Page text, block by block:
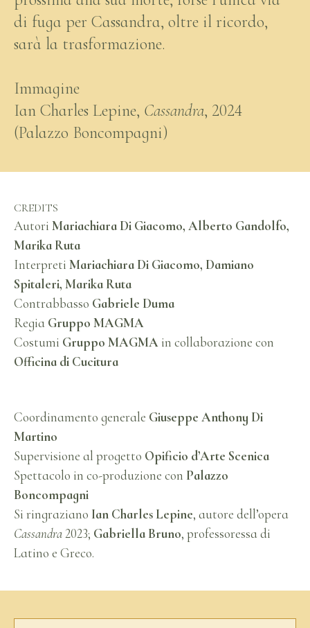
di fuga per Cassandra, oltre il ricordo,
sarà la trasformazione.
Immagine
Ian Charles Lepine, Cassandra, 2024
(Palazzo Boncompagni)
CREDITS
Autori Mariachiara Di Giacomo, Alberto Gandolfo,
Marika Ruta
Interpreti Mariachiara Di Giacomo, Damiano
Spitaleri, Marika Ruta
Contrabbasso Gabriele Duma
Regia Gruppo MAGMA
Costumi Gruppo MAGMA in collaborazione con
Officina di Cucitura
Coordinamento generale Giuseppe Anthony Di
Martino
Supervisione al progetto Opificio d’Arte Scenica
Spettacolo in co-produzione con Palazzo
Boncompagni
Si ringraziano Ian Charles Lepine, autore dell’opera
Cassandra2023; Gabriella Bruno, professoressa di
Latino e Greco.